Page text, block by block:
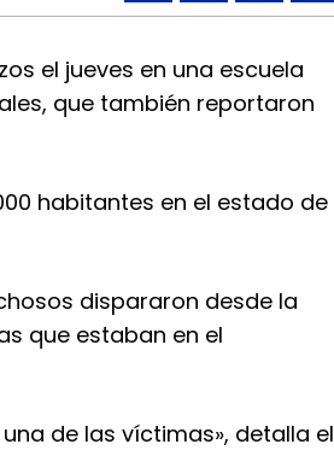
el jueves en una escuela
que también reportaron
habitantes en el estado de
dispararon desde la
que estaban en el
de las víctimas», detalla el